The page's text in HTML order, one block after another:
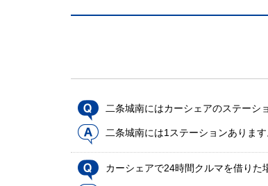
二条城南にはカーシェアのステーシ
二条城南には1ステーションありま
カーシェアで24時間クルマを借りた